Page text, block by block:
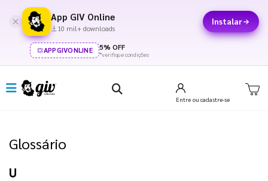
App GIV Online
10 mil+ downloads
Instalar
APPGIVONLINE 5% OFF
*verifique condições
Entre ou cadastre-se
Glossário
U